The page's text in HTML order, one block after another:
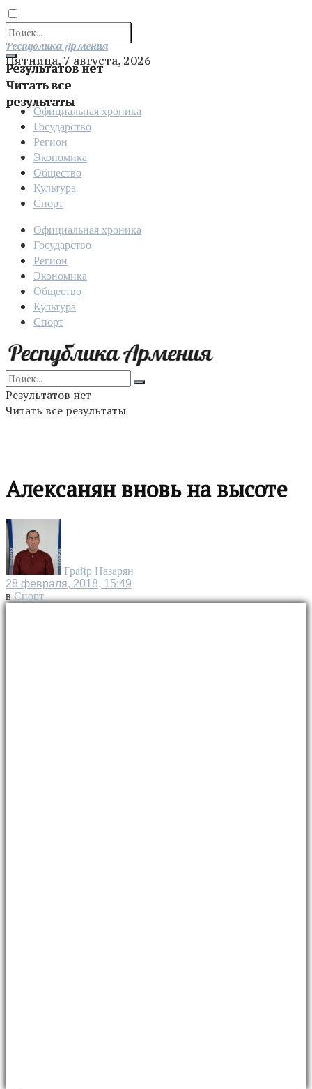
Результатов нет
Читать все
результаты
Отправить
Республика Армения
Пятница, 7 августа, 2026
Официальная хроника
Государство
Регион
Экономика
Общество
Культура
Спорт
Официальная хроника
Государство
Регион
Экономика
Общество
Культура
Спорт
Результатов нет
Читать все результаты
Алексанян вновь на высоте
Грайр Назарян
28 февраля, 2018, 15:49
в Спорт